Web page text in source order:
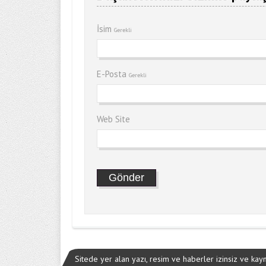
İsim Gerekli
E-Posta Gerekli
Web Site
Sitede yer alan yazı, resim ve haberler izinsiz ve